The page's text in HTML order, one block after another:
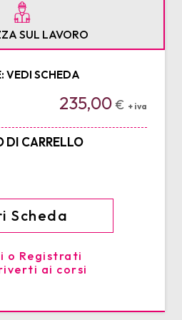
SUL LAVORO
VEDI SCHEDA
235,00€ + iva
DI CARRELLO
Scheda
o Registrati
ai corsi